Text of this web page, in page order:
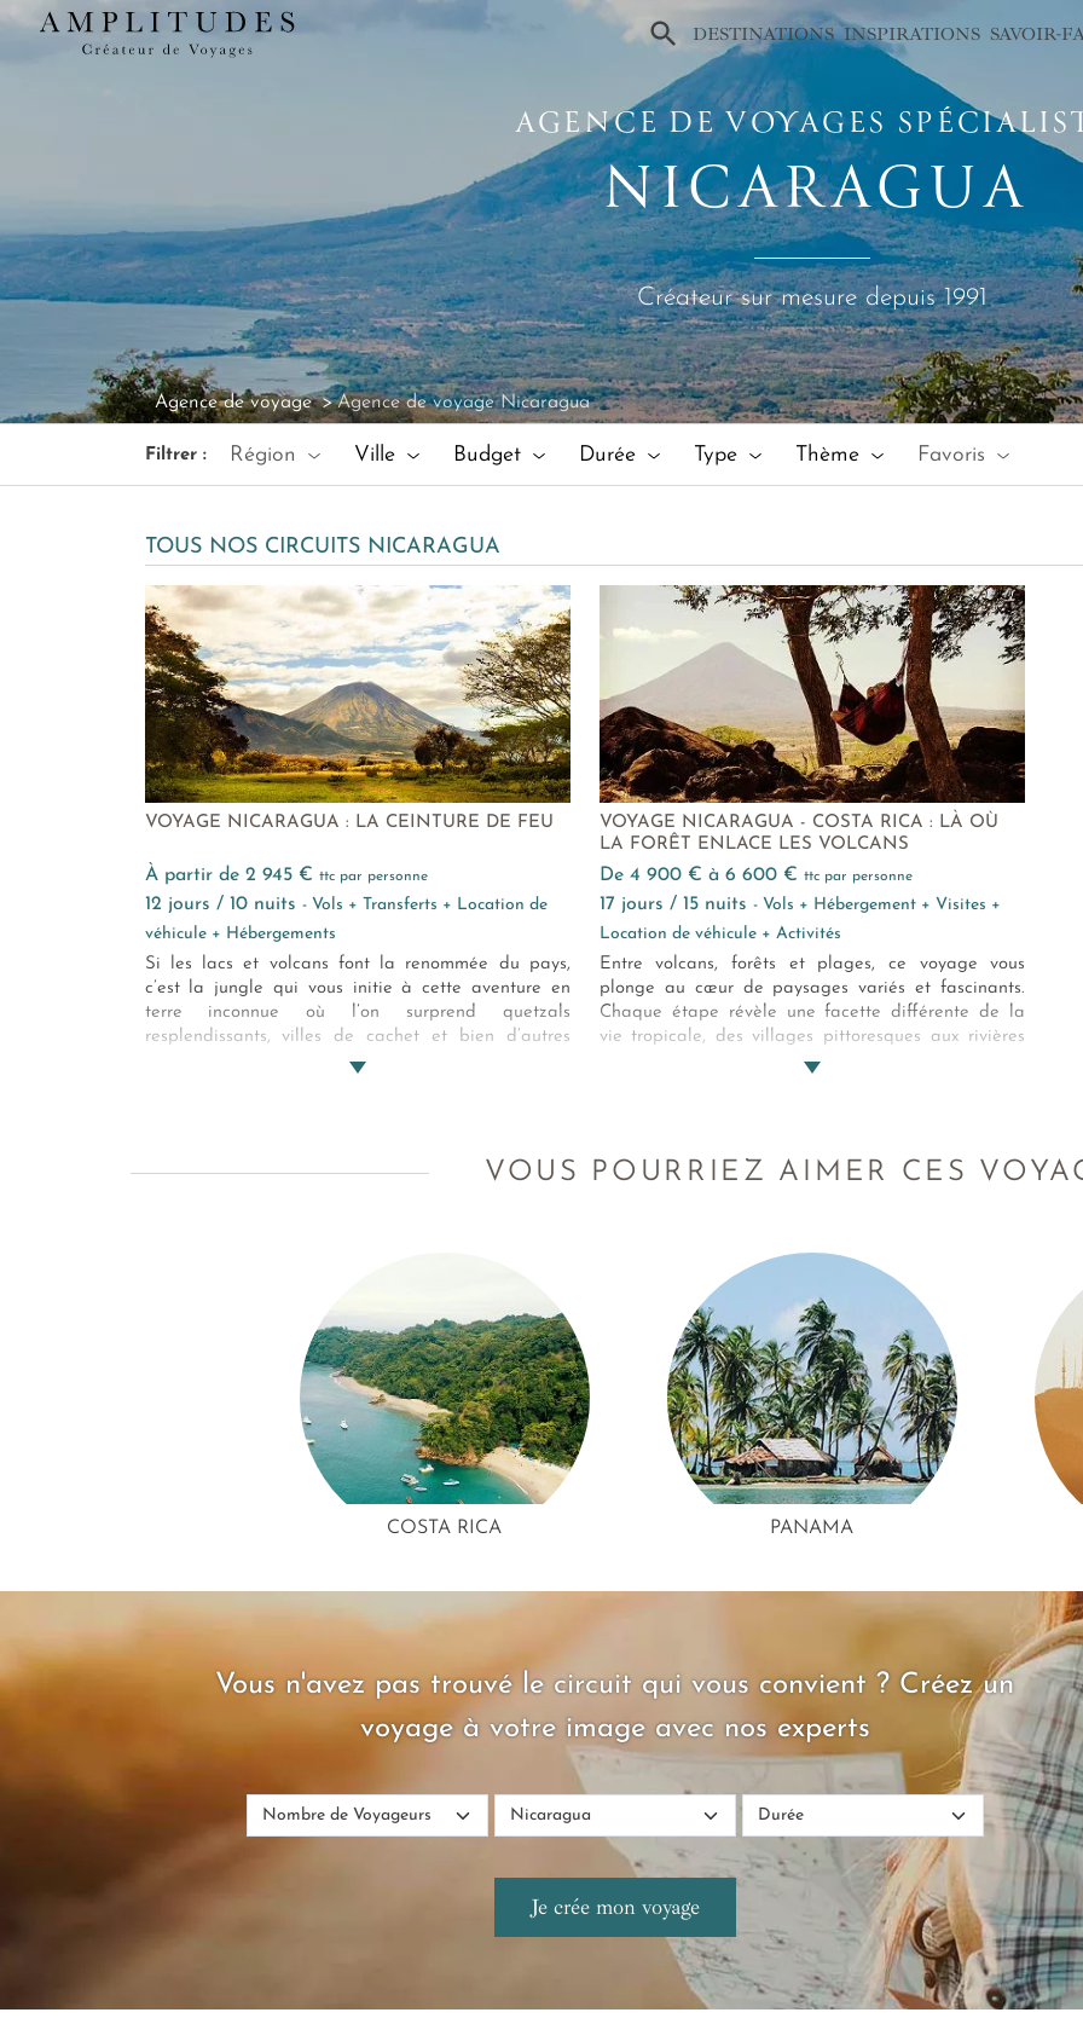
× DESTINATIONS INSPIRATIONS SAVOIR-
AGENCE DE VOYAGES
NICARAGUA
Créateur sur mesure depuis 1991
Agence de voyage Agence de voyage Nicaragua
Filtrer : Région Ville Budget Durée Type Thème Favoris
TOUS NOS CIRCUITS NICARAGUA
VOYAGE NICARAGUA : LA CEINTURE DE FEU
à partir de 2 945 € ttc par personne
12 jours / 10 nuits - Vols + Transferts + Location de
véhicule + Hébergements
Si les lacs et volcans font la renommée du pays,
c’est la jungle qui vous initie à cette aventure en
terre inconnue où l’on surprend quetzals
resplendissants, villes de cachet et bien d’autres
merveilles sur lesquelles veillent, en sentinelles
VOYAGE NICARAGUA - COSTA RICA : LÀ OÙ
LA FORÊT ENLACE LES VOLCANS
de 4 900 € à 6 600 € ttc par personne
17 jours / 15 nuits - Vols + Hébergement + Visites +
Location de véhicule + Activités
Entre volcans, forêts et plages, ce voyage vous
plonge au cœur de paysages variés et fascinants.
Chaque étape révèle une facette différente de la
vie tropicale, des villages pittoresques aux rivières
turquoise. C’est l’occasion de découvrir la nature et
VOUS POURRIEZ AIMER CES
COSTA RICA PANAMA
Vous n'avez pas trouvé le circuit qui vous convient ? Créez un
voyage à votre image avec nos experts